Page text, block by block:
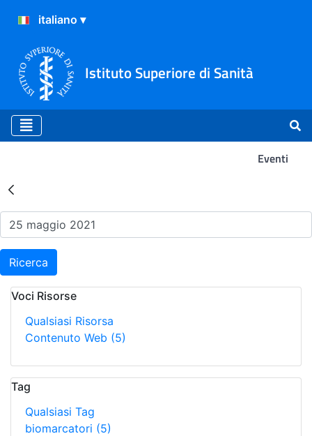
Istituto Superiore di Sanità
Eventi
Risultati della Ricerca -
Ricerca
Voci Risorse
Qualsiasi Risorsa
Contenuto Web (5)
Tag
Qualsiasi Tag
biomarcatori (5)